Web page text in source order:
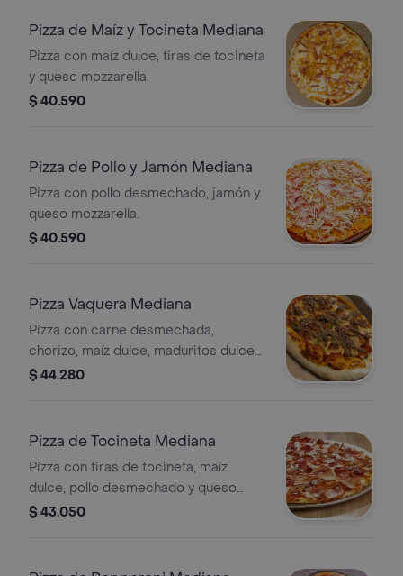
Pizza de Maíz y Tocineta Mediana
Pizza con maíz dulce, tiras de tocineta
y queso mozzarella.
$ 40.590
Pizza de Pollo y Jamón Mediana
Pizza con pollo desmechado, jamón y
queso mozzarella.
$ 40.590
Pizza Vaquera Mediana
Pizza con carne desmechada,
chorizo, maíz dulce, maduritos dulces
y queso mozzarella.
$ 44.280
Pizza de Tocineta Mediana
Pizza con tiras de tocineta, maíz
dulce, pollo desmechado y queso
mozzarella.
$ 43.050